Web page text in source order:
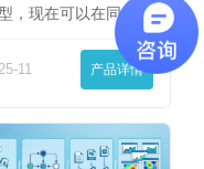
，现在可以在同一
11 产品详情